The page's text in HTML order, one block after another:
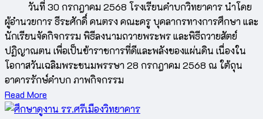
วันที่ 30 กรกฎาคม 2568 โรงเรียนคำบกวิทยาคาร นำโดย
ผู้อำนวยการ ธีระศักดิ์ คนตรง คณะครู บุคลากรทางการศึกษา และ
นักเรียนจัดกิจกรรม พิธีลงนามถวายพระพร และพิธีถวายสัตย์
ปฏิญาณตน เพื่อเป็นข้าราชการที่ดีและพลังของแผ่นดิน เนื่องใน
โอกาสวันเฉลิมพระชนมพรรษา 28 กรกฎาคม 2568 ณ ใต้ถุน
อาคารรักษ์คำบก ภาพกิจกรรม
Read More